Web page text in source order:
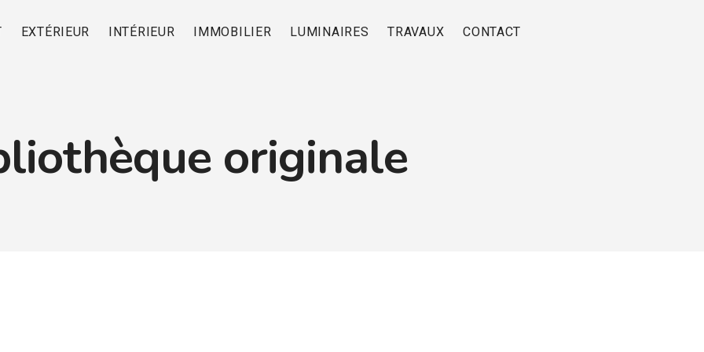
EXTÉRIEUR INTÉRIEUR IMMOBILIER LUMINAIRES TRAVAUX CONTACT
originale